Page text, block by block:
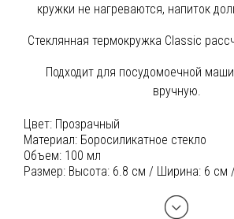
кружки не нагреваются, напиток
Стеклянная термокружка Classic
Подходит для посудомоечной
вручную.
Цвет: Прозрачный
Материал: Боросиликатное стекло
Объем: 100 мл
Размер: Высота: 6.8 см / Ширина: 6 см